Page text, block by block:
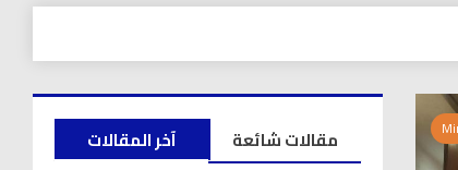
0 Minutes آخر المقالات
مقالات شائعة